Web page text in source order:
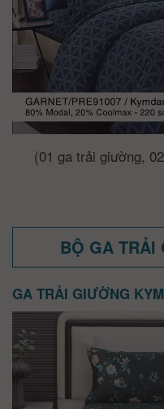
(01 ga trải giường,
BỘ GA TRẢI
GA TRẢI GIƯỜNG